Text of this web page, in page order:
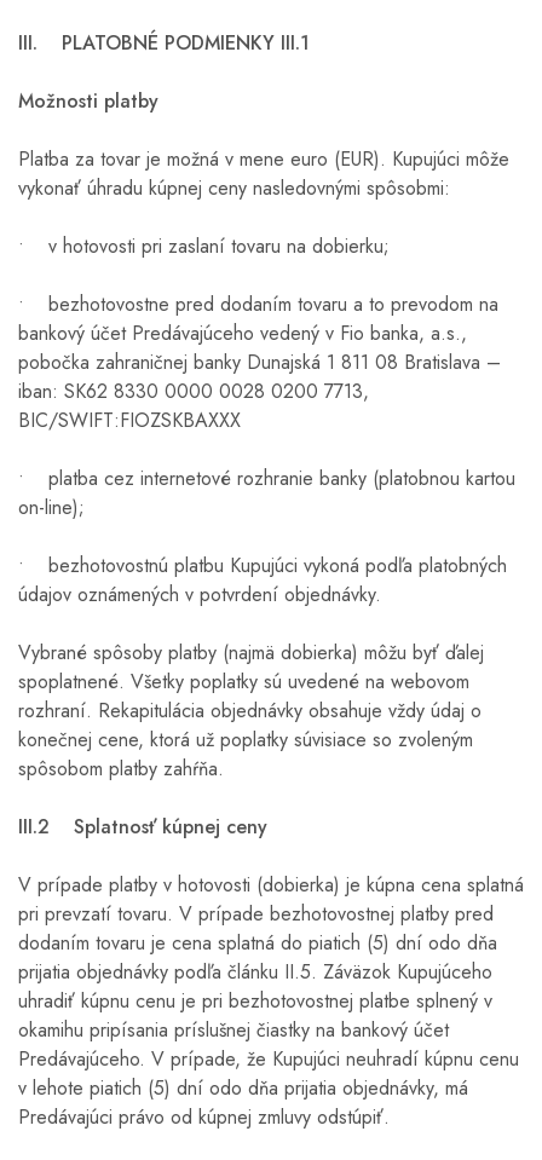
III. PLATOBNÉ PODMIENKY III.1
Možnosti platby
Platba za tovar je možná v mene euro (EUR). Kupujúci môže
vykonať úhradu kúpnej ceny nasledovnými spôsobmi:
• v hotovosti pri zaslaní tovaru na dobierku;
• bezhotovostne pred dodaním tovaru a to prevodom na
bankový účet Predávajúceho vedený v Fio banka, a.s.,
pobočka zahraničnej banky Dunajská 1 811 08 Bratislava –
iban: SK62 8330 0000 0028 0200 7713,
BIC/SWIFT:FIOZSKBAXXX
• platba cez internetové rozhranie banky (platobnou kartou
on-line);
• bezhotovostnú platbu Kupujúci vykoná podľa platobných
údajov oznámených v potvrdení objednávky.
Vybrané spôsoby platby (najmä dobierka) môžu byť ďalej
spoplatnené. Všetky poplatky sú uvedené na webovom
rozhraní. Rekapitulácia objednávky obsahuje vždy údaj o
konečnej cene, ktorá už poplatky súvisiace so zvoleným
spôsobom platby zahŕňa.
III.2 Splatnosť kúpnej ceny
V prípade platby v hotovosti (dobierka) je kúpna cena splatná
pri prevzatí tovaru. V prípade bezhotovostnej platby pred
dodaním tovaru je cena splatná do piatich (5) dní odo dňa
prijatia objednávky podľa článku II.5. Záväzok Kupujúceho
uhradiť kúpnu cenu je pri bezhotovostnej platbe splnený v
okamihu pripísania príslušnej čiastky na bankový účet
Predávajúceho. V prípade, že Kupujúci neuhradí kúpnu cenu
v lehote piatich (5) dní odo dňa prijatia objednávky, má
Predávajúci právo od kúpnej zmluvy odstúpiť.